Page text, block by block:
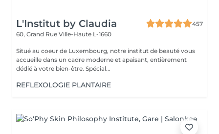
L'Institut by Claudia
457
60, Grand Rue Ville-Haute L-1660
Situé au coeur de Luxembourg, notre institut de beauté vous
accueille dans un cadre moderne et apaisant, entièrement
dédié à votre bien-être. Spécial...
REFLEXOLOGIE PLANTAIRE